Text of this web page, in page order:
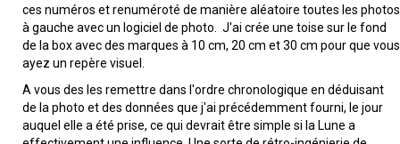
ces numéros et renuméroté de manière aléatoire toutes les photos
à gauche avec un logiciel de photo. J'ai crée une toise sur le fond
de la box avec des marques à 10 cm, 20 cm et 30 cm pour que vous
ayez un repère visuel.
A vous des les remettre dans l'ordre chronologique en déduisant
de la photo et des données que j'ai précédemment fourni, le jour
auquel elle a été prise, ce qui devrait être simple si la Lune a